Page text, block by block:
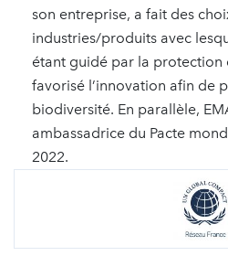
son entreprise, a fait des
industries/produits avec
étant guidé par la protection
favorisé l’innovation afin de
biodiversité. En parallèle,
ambassadrice du Pacte
2022.